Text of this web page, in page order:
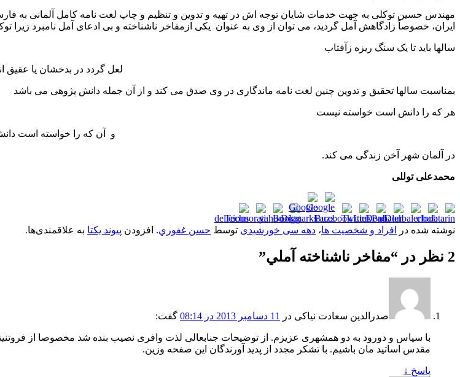
مهندس حسین توکلی به جهت خدمات شایان توجه اش در تهیه و تدوین و تنظیم و چاپ لغت نامه کامل آلمانی به
ایران، خصوصاً زادگاهش آمل گردید، می توان از وی به عنوان یکی ازمفاخر ناشناخته و بی ادعای آمل نامبرد زیرا
سالها باید تا یک سنگ ریزه زآفتاب
لعل گردد در بدخشان یا عقیق
بمناسبت سالها تحقیق و تدوین چنین لغت نامه ماندگاری در وی صدق می کند و از آن جمله دانش پژوهی می باشد
هر که را دانش است خواسته نیست
و آن که را خواسته است
در آلمان شهر آخن زندگی می کند.
محمدعلی توللی
نوشته شده در افراد و شخصیت ها، دهه سی خورشیدی توسط حسن غفوري. افزودن پیوند یکتا به علاقمندی‌ها.
2 نظر در “ مفاخر ناشناخته آملي”
صدرالدین سعادت نیاکی در 11 دسامبر 2013 در 08:14 گفت:
با سپاس و دورود به دو همشهری عزیزم. از توضیحات جنابعالی لذت وافری نصیب بنده شد مخصوصا از فروتنیتان
مقدس اساتید مان باشیم. با تشکر مجدد از پدید آورندگان این صفحه وزین.
پاسخ ↓